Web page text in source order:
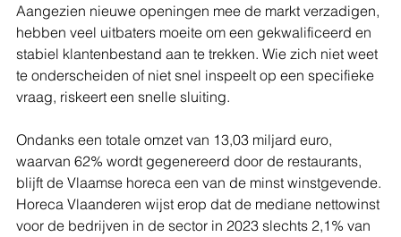
Aangezien nieuwe openingen mee de markt verzadigen,
hebben veel uitbaters moeite om een gekwalificeerd en
stabiel klantenbestand aan te trekken. Wie zich niet weet
te onderscheiden of niet snel inspeelt op een specifieke
vraag, riskeert een snelle sluiting.
Ondanks een totale omzet van 13,03 miljard euro,
waarvan 62% wordt gegenereerd door de restaurants,
blijft de Vlaamse horeca een van de minst winstgevende.
Horeca Vlaanderen wijst erop dat de mediane nettowinst
voor de bedrijven in de sector in 2023 slechts 2,1% van